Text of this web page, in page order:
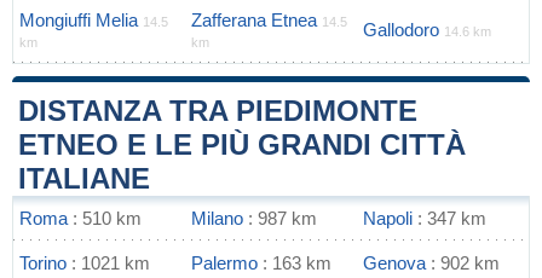
Mongiuffi Melia 14.5
km
Zafferana Etnea 14.5
km
Gallodoro 14.6 km
DISTANZA TRA PIEDIMONTE
ETNEO E LE PIÙ GRANDI CITTÀ
ITALIANE
Roma : 510 km Milano : 987 km Napoli : 347 km
Torino : 1021 km Palermo : 163 km Genova : 902 km